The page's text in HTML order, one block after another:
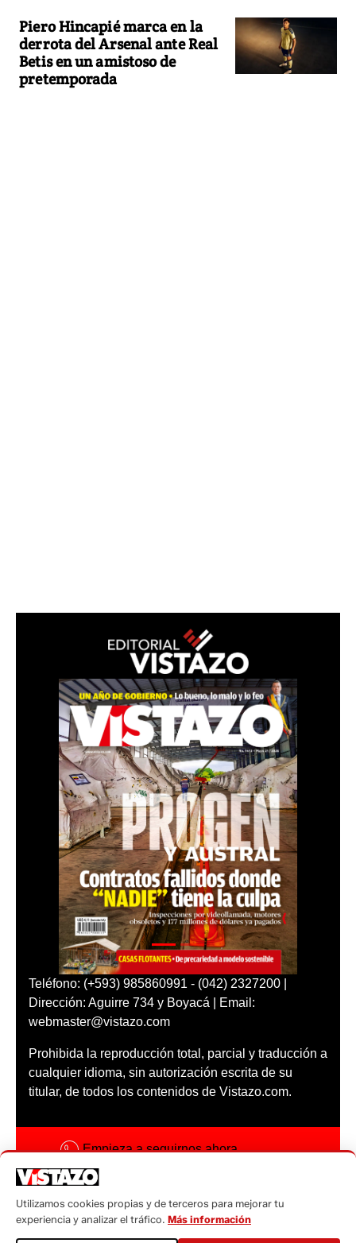
Piero Hincapié marca en la
derrota del Arsenal ante Real
Betis en un amistoso de
pretemporada
Teléfono: (+593) 985860991 - (042) 2327200 |
Dirección: Aguirre 734 y Boyacá | Email:
webmaster@vistazo.com
Prohibida la reproducción total, parcial y traducción a
cualquier idioma, sin autorización escrita de su
titular, de todos los contenidos de Vistazo.com.
Empieza a seguirnos ahora
Código ética
Sugerencias a:
Utilizamos cookies propias y de terceros para mejorar tu
experiencia y analizar el tráfico. Más información